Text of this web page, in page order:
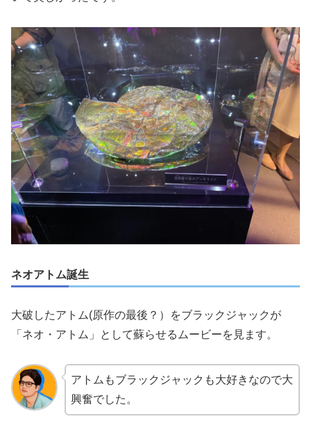
ネオアトム誕生
大破したアトム(原作の最後？）をブラックジャックが
「ネオ・アトム」として蘇らせるムービーを見ます。
アトムもブラックジャックも大好きなので大
興奮でした。